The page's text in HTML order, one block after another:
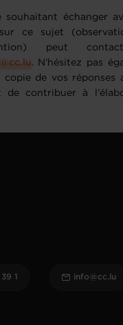
souhaitant échanger
ce sujet
peut
. N’hésitez pas
de vos réponses
de contribuer à
1 info@cc.lu